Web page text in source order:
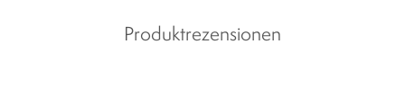
Produktrezensionen